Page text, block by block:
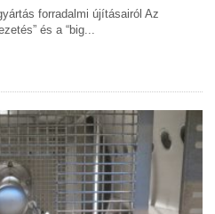
forradalmi újításairól Az
és a “big...